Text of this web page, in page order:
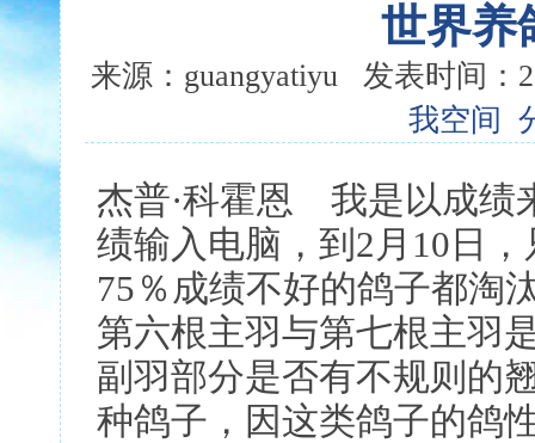
世界养
来源：guangyatiyu 发表时间
我空间
杰普·科霍恩 我是以成绩
绩输入电脑，到2月10日
75％成绩不好的鸽子都淘
第六根主羽与第七根主羽
副羽部分是否有不规则的
种鸽子，因这类鸽子的鸽